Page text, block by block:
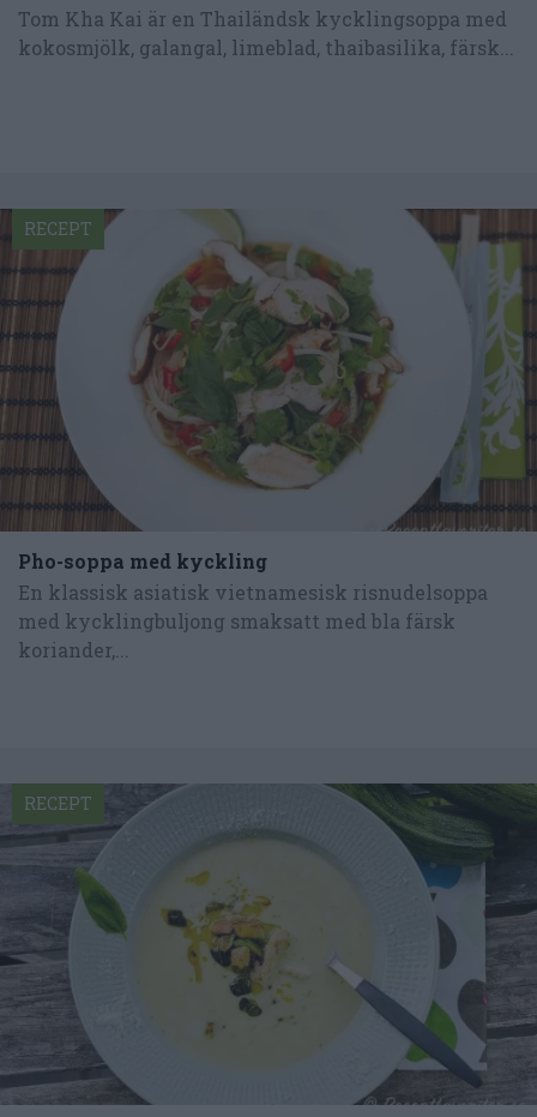
Tom Kha Kai är en Thailändsk kycklingsoppa med
kokosmjölk, galangal, limeblad, thaibasilika, färsk...
Pho-soppa med kyckling
En klassisk asiatisk vietnamesisk risnudelsoppa
med kycklingbuljong smaksatt med bla färsk
koriander,...
RECEPT
RECEPT